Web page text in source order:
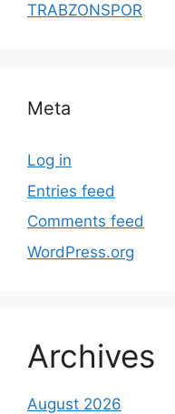
TRABZONSPOR
Meta
Log in
Entries feed
Comments feed
WordPress.org
Archives
August 2026